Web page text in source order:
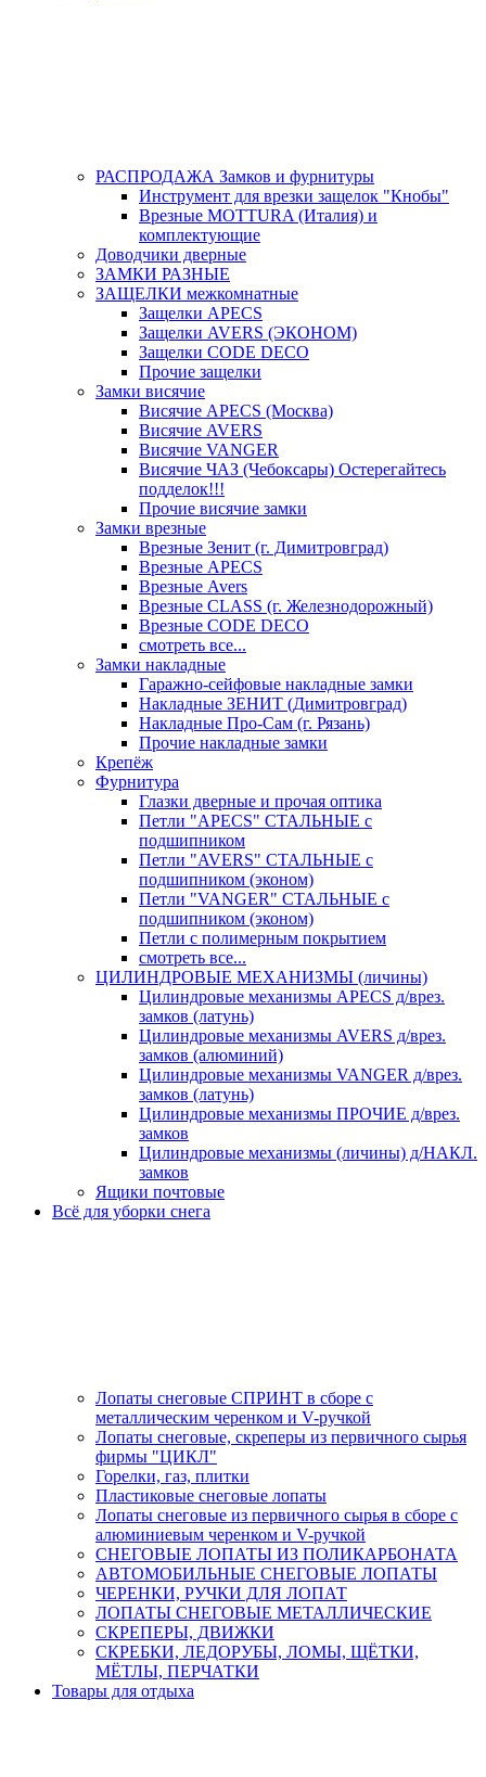
РАСПРОДАЖА Замков и фурнитуры
Инструмент для врезки защелок "Кнобы"
Врезные MOTTURA (Италия) и
комплектующие
Доводчики дверные
ЗАМКИ РАЗНЫЕ
ЗАЩЕЛКИ межкомнатные
Защелки APECS
Защелки AVERS (ЭКОНОМ)
Защелки CODE DECO
Прочие защелки
Замки висячие
Висячие APECS (Москва)
Висячие AVERS
Висячие VANGER
Висячие ЧАЗ (Чебоксары) Остерегайтесь
подделок!!!
Прочие висячие замки
Замки врезные
Врезные Зенит (г. Димитровград)
Врезные APECS
Врезные Avers
Врезные CLASS (г. Железнодорожный)
Врезные CODE DECO
смотреть все...
Замки накладные
Гаражно-сейфовые накладные замки
Накладные ЗЕНИТ (Димитровград)
Накладные Про-Сам (г. Рязань)
Прочие накладные замки
Крепёж
Фурнитура
Глазки дверные и прочая оптика
Петли "APECS" СТАЛЬНЫЕ с
подшипником
Петли "AVERS" СТАЛЬНЫЕ с
подшипником (эконом)
Петли "VANGER" СТАЛЬНЫЕ с
подшипником (эконом)
Петли с полимерным покрытием
смотреть все...
ЦИЛИНДРОВЫЕ МЕХАНИЗМЫ (личины)
Цилиндровые механизмы APECS д/врез.
замков (латунь)
Цилиндровые механизмы AVERS д/врез.
замков (алюминий)
Цилиндровые механизмы VANGER д/врез.
замков (латунь)
Цилиндровые механизмы ПРОЧИЕ д/врез.
замков
Цилиндровые механизмы (личины) д/НАКЛ.
замков
Ящики почтовые
Всё для уборки снега
Лопаты снеговые СПРИНТ в сборе с
металлическим черенком и V-ручкой
Лопаты снеговые, скреперы из первичного сырья
фирмы "ЦИКЛ"
Горелки, газ, плитки
Пластиковые снеговые лопаты
Лопаты снеговые из первичного сырья в сборе с
алюминиевым черенком и V-ручкой
СНЕГОВЫЕ ЛОПАТЫ ИЗ ПОЛИКАРБОНАТА
АВТОМОБИЛЬНЫЕ СНЕГОВЫЕ ЛОПАТЫ
ЧЕРЕНКИ, РУЧКИ ДЛЯ ЛОПАТ
ЛОПАТЫ СНЕГОВЫЕ МЕТАЛЛИЧЕСКИЕ
СКРЕПЕРЫ, ДВИЖКИ
СКРЕБКИ, ЛЕДОРУБЫ, ЛОМЫ, ЩЁТКИ,
МЁТЛЫ, ПЕРЧАТКИ
Товары для отдыха